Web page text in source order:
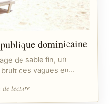
dominicaine
de sable fin, un
bruit des vagues en…
de lecture